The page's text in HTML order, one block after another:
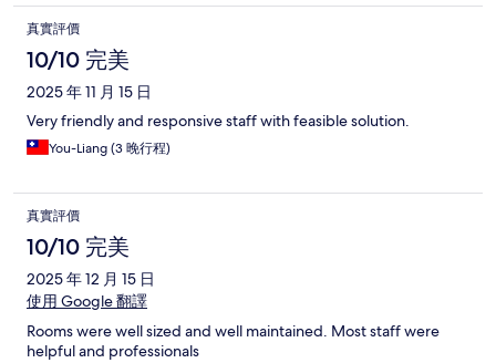
真實評價
10/10 完美
2025 年 11 月 15 日
Very friendly and responsive staff with feasible solution.
You-Liang (3 晚行程)
真實評價
10/10 完美
2025 年 12 月 15 日
使用 Google 翻譯
Rooms were well sized and well maintained. Most staff were
helpful and professionals